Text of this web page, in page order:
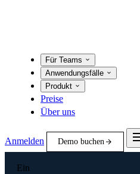
Für Teams
Anwendungsfälle
Produkt
Preise
Über uns
Anmelden Demo buchen
Ein